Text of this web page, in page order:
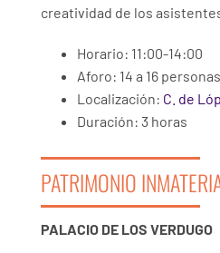
creatividad de los
Horario: 11:00-14:00
Aforo: 14 a 16 personas
Localización: C. de
Duración: 3 horas
PATRIMONIO
PALACIO DE LOS VERDUGO